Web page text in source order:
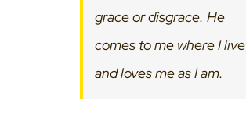
grace or disgrace. He
comes to me where I live
and loves me as I am.